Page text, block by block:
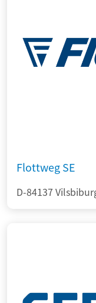
Flottweg SE
D-84137